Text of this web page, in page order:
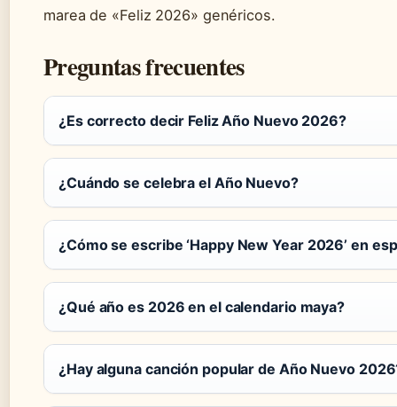
marea de «Feliz 2026» genéricos.
Preguntas frecuentes
¿Es correcto decir Feliz Año Nuevo 2026?
¿Cuándo se celebra el Año Nuevo?
¿Cómo se escribe ‘Happy New Year 2026’ en
¿Qué año es 2026 en el calendario maya?
¿Hay alguna canción popular de Año Nuevo